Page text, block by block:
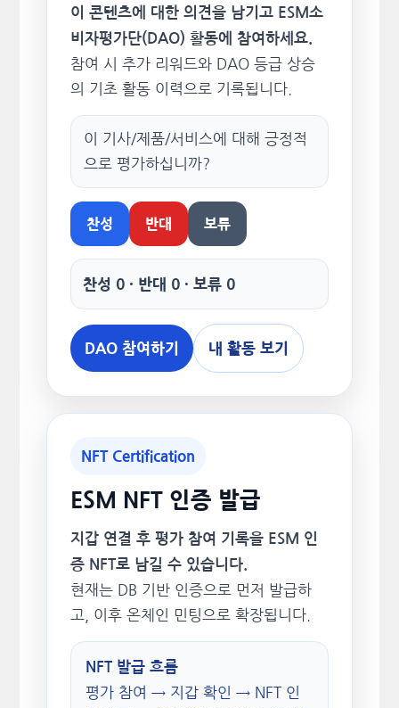
이 콘텐츠에 대한 의견을 남기고 ESM소
비자평가단(DAO) 활동에 참여하세요.
참여 시 추가 리워드와 DAO 등급 상승
의 기초 활동 이력으로 기록됩니다.
이 기사/제품/서비스에 대해 긍정적
으로 평가하십니까?
찬성 반대 보류
찬성 0 · 반대 0 · 보류 0
DAO 참여하기 내 활동 보기
NFT Certification
ESM NFT 인증 발급
지갑 연결 후 평가 참여 기록을 ESM 인
증 NFT로 남길 수 있습니다.
현재는 DB 기반 인증으로 먼저 발급하
고, 이후 온체인 민팅으로 확장됩니다.
NFT 발급 흐름
평가 참여 → 지갑 확인 → NFT 인